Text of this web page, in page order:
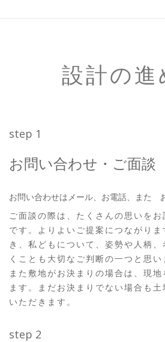
設計の進
step 1
お問い合わせ・ご面談
お問い合わせはメール、お電話、また
ご面談の際は、たくさんの思いを
です。よりよいご提案につながり
き、私どもについて、姿勢や人柄
くことも大切なご判断の一つと思い
また敷地がお決まりの場合は、現
ます。まだお決まりでない場合も
いただきます。
step 2